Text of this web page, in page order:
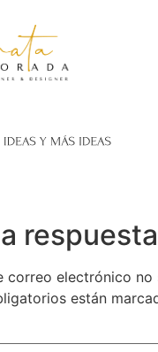
respuesta
correo electrónico no
están